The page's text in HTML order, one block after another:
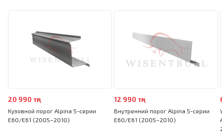
20 990 тңг
Кузовной порог Alpina 5-серии
E60/E61 (2005–2010)
12 990 тңг
Внутренний порог Alpina 5-серии
E60/E61 (2005–2010)